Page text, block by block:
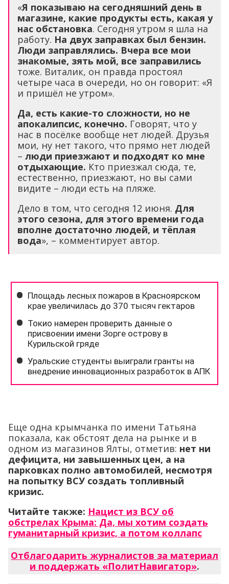
«Я показываю на сегодняшний день в
магазине, какие продукты есть, какая у
нас обстановка. Сегодня утром я шла на
работу. На двух заправках был бензин.
Люди заправлялись. Вчера все мои
знакомые, зять мой, все заправились
тоже. Виталик, он правда простоял
четыре часа в очереди, но он говорит: «Я
и пришёл не утром».
Да, есть какие-то сложности, но не
апокалипсис, конечно. Говорят, что у
нас в посёлке вообще нет людей. Друзья
мои, ну нет такого, что прямо нет людей
– люди приезжают и подходят ко мне
отдыхающие. Кто приезжал сюда, те,
естественно, приезжают, но вы сами
видите – люди есть на пляже.
Дело в том, что сегодня 12 июня. Для
этого сезона, для этого времени года
вполне достаточно людей, и тёплая
вода», – комментирует автор.
Еще одна крымчанка по имени Татьяна
показала, как обстоят дела на рынке и в
одном из магазинов Ялты, отметив: нет ни
дефицита, ни завышенных цен, а на
парковках полно автомобилей, несмотря
на попытку ВСУ создать топливный
кризис.
Читайте также: Нацист из ВСУ об
обстрелах Крыма: Да, мы хотим создать
гуманитарный кризис, а потом коллапс
Отблагодарить журналистов за материал
и поддержать «ПолитНавигатор».